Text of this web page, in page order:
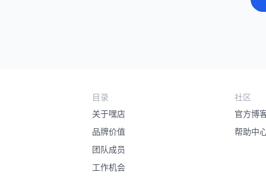
目录
关于嘿店
品牌价值
团队成员
工作机会
社区
官方博
帮助中